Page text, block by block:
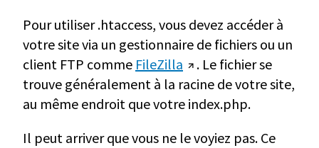
Pour utiliser .htaccess, vous devez accéder à
votre site via un gestionnaire de fichiers ou un
client FTP comme FileZilla
. Le fichier se
trouve généralement à la racine de votre site,
au même endroit que votre index.php.
Il peut arriver que vous ne le voyiez pas. Ce